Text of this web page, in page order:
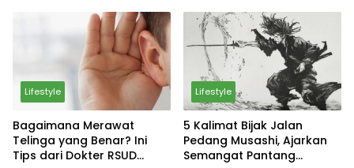
Lifestyle
Bagaimana Merawat
Telinga yang Benar? Ini
Tips dari Dokter RSUD
Lifestyle
5 Kalimat Bijak Jalan
Pedang Musashi, Ajarkan
Semangat Pantang